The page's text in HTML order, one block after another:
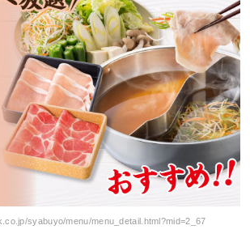
syabuyo/menu/menu_detail.html?mid=2_67